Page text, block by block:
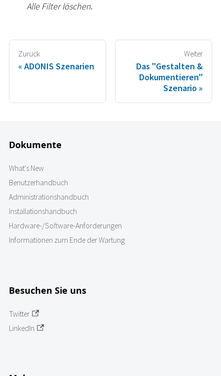
Alle Filter löschen.
Zurück
ADONIS Szenarien
Weiter
Das "Gestalten &
Dokumentieren"
Szenario
Dokumente
What's New
Benutzerhandbuch
Administrationshandbuch
Installationshandbuch
Hardware-/Software-Anforderungen
Informationen zum Ende der Wartung
Besuchen Sie uns
Twitter
LinkedIn